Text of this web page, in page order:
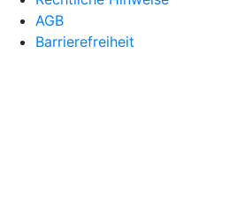
AGB
Barrierefreiheit